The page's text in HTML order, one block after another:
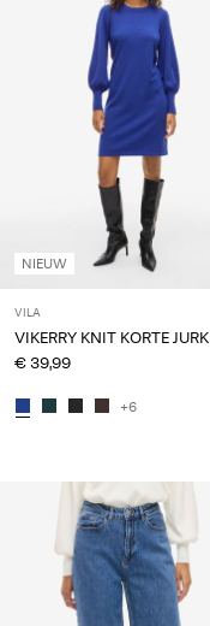
NIEUW
VILA
VIKERRY KNIT KORTE JURK
€ 39,99
+6